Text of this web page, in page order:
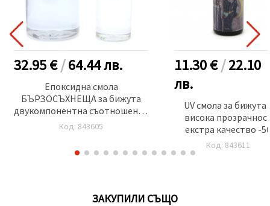
32.95 €/64.44лв.
Епоксидна смола
БЪРЗОСЪХНЕЩА за бижута
двукомпонентна съотношение
3/1 (А-750 грама/В-250 грама)
-1000 грама
Код: 843605
11.30 €/22.10
лв.
UV смола за бижута
висока
екстра качество -
грама
Код: 843611
ЗАКУПИЛИ СЪЩО